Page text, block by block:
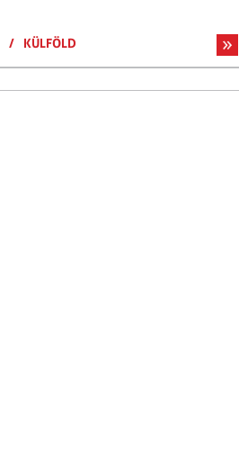
/ KÜLFÖLD